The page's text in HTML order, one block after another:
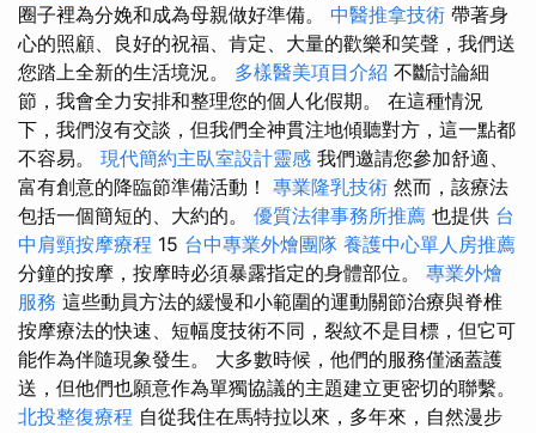
圈子裡為分娩和成為母親做好準備。 中醫推拿技術 帶著身
心的照顧、良好的祝福、肯定、大量的歡樂和笑聲，我們送
您踏上全新的生活境況。 多樣醫美項目介紹 不斷討論細
節，我會全力安排和整理您的個人化假期。 在這種情況
下，我們沒有交談，但我們全神貫注地傾聽對方，這一點都
不容易。 現代簡約主臥室設計靈感 我們邀請您參加舒適、
富有創意的降臨節準備活動！ 專業隆乳技術 然而，該療法
包括一個簡短的、大約的。 優質法律事務所推薦 也提供 台
中肩頸按摩療程 15 台中專業外燴團隊 養護中心單人房推薦
分鐘的按摩，按摩時必須暴露指定的身體部位。 專業外燴
服務 這些動員方法的緩慢和小範圍的運動關節治療與脊椎
按摩療法的快速、短幅度技術不同，裂紋不是目標，但它可
能作為伴隨現象發生。 大多數時候，他們的服務僅涵蓋護
送，但他們也願意作為單獨協議的主題建立更密切的聯繫。
北投整復療程 自從我住在馬特拉以來，多年來，自然漫步